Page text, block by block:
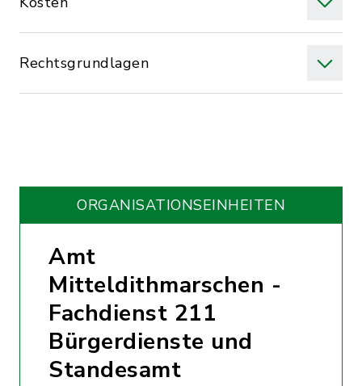
Rechtsgrundlagen
ORGANISATIONS­EINHEITEN
Amt
Mitteldithmarschen -
Fachdienst 211
Bürgerdienste und
Standesamt